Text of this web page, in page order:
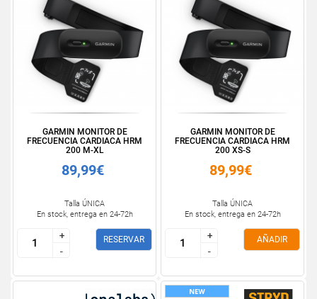
GARMIN MONITOR DE
FRECUENCIA CARDIACA HRM
200 M-XL
89,99€
Talla ÚNICA
En stock, entrega en 24-72h
+
-
+
-
RESERVAR
GARMIN MONITOR DE
FRECUENCIA CARDIACA HRM
200 XS-S
89,99€
Talla ÚNICA
En stock, entrega en 24-72h
+
-
+
-
AÑADIR